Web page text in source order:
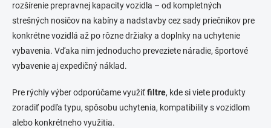
rozšírenie prepravnej kapacity vozidla – od kompletných
strešných nosičov na kabíny a nadstavby cez sady priečnikov pre
konkrétne vozidlá až po rôzne držiaky a doplnky na uchytenie
vybavenia. Vďaka nim jednoducho preveziete náradie, športové
vybavenie aj expedičný náklad.
Pre rýchly výber odporúčame využiťfiltre, kde si viete produkty
zoradiť podľa typu, spôsobu uchytenia, kompatibility s vozidlom
alebo konkrétneho využitia.